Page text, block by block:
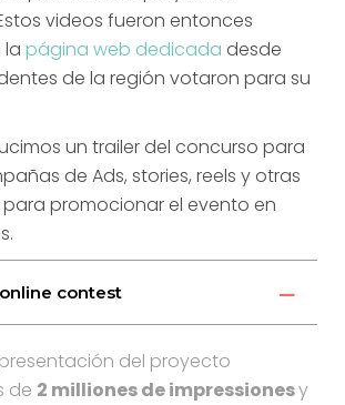
videos fueron entonces
la página web dedicada desde
de la región votaron para su
un trailer del concurso para
de Ads, stories, reels y otras
promocionar el evento en
contest
del proyecto
de 2 milliones de impressionesy